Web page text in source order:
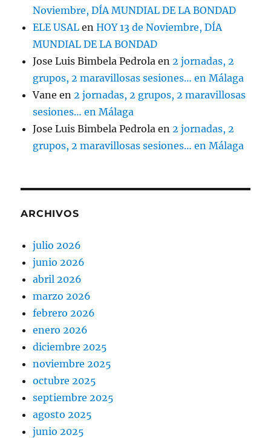
Noviembre, DÍA MUNDIAL DE LA BONDAD
ELE USAL enHOY 13 de Noviembre, DÍA
MUNDIAL DE LA BONDAD
Jose Luis Bimbela Pedrola en 2 jornadas, 2
grupos, 2 maravillosas sesiones… en Málaga
Vane en 2 jornadas, 2 grupos, 2 maravillosas
sesiones… en Málaga
Jose Luis Bimbela Pedrola en 2 jornadas, 2
grupos, 2 maravillosas sesiones… en Málaga
ARCHIVOS
julio 2026
junio 2026
abril 2026
marzo 2026
febrero 2026
enero 2026
diciembre 2025
noviembre 2025
octubre 2025
septiembre 2025
agosto 2025
junio 2025